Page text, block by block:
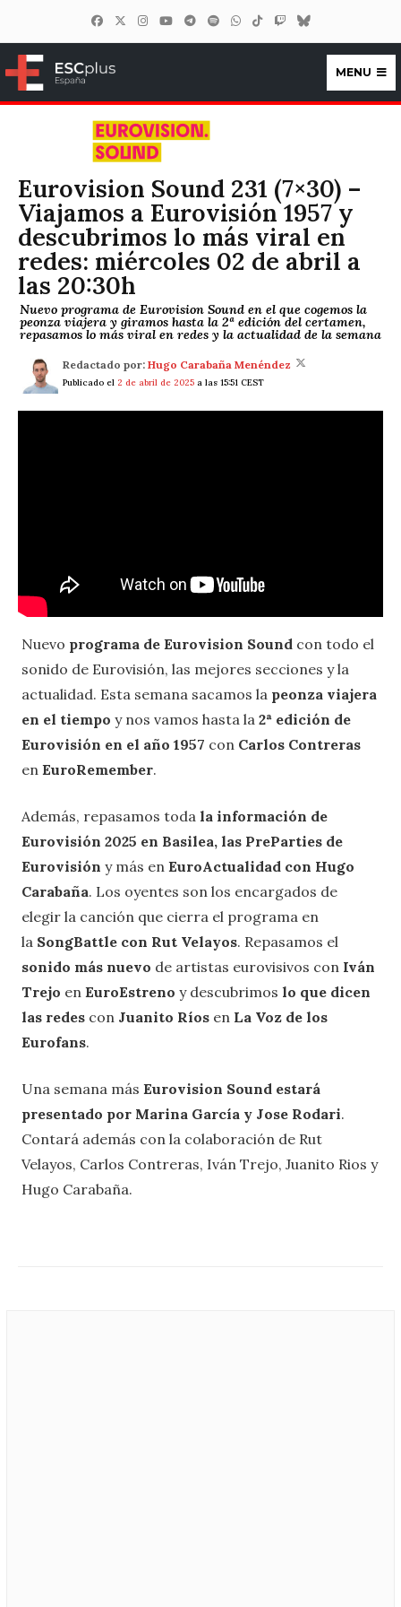
ESCplus España
MENU
Eurovision Sound 231 (7×30) –
Viajamos a Eurovisión 1957 y
descubrimos lo más viral en
redes: miércoles 02 de abril a
las 20:30h
Nuevo programa de Eurovision Sound en el que cogemos la
peonza viajera y giramos hasta la 2ª edición del certamen,
repasamos lo más viral en redes y la actualidad de la semana
Redactado por: Hugo Carabaña Menéndez
Publicado el 2 de abril de 2025 a las 15:51 CEST
Nuevo programa de Eurovision Sound con todo el
sonido de Eurovisión, las mejores secciones y la
actualidad. Esta semana sacamos la peonza viajera
en el tiempo y nos vamos hasta la 2ª edición de
Eurovisión en el año 1957 con Carlos Contreras
en EuroRemember.
Además, repasamos toda la información de
Eurovisión 2025 en Basilea, las PreParties de
Eurovisión y más en EuroActualidad con Hugo
Carabaña. Los oyentes son los encargados de
elegir la canción que cierra el programa en
la SongBattle con Rut Velayos. Repasamos el
sonido más nuevo de artistas eurovisivos con Iván
Trejo en EuroEstreno y descubrimos lo que dicen
las redes con Juanito Ríos en La Voz de los
Eurofans.
Una semana más Eurovision Sound estará
presentado por Marina García y Jose Rodari.
Contará además con la colaboración de Rut
Velayos, Carlos Contreras, Iván Trejo, Juanito Rios y
Hugo Carabaña.